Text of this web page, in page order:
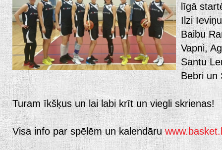
līgā
Ilzi
Baibu
Vapni,
Santu
Bebri un
Turam īkšķus un lai labi krīt un viegli skrienas!
Visa info par spēlēm un kalendāru